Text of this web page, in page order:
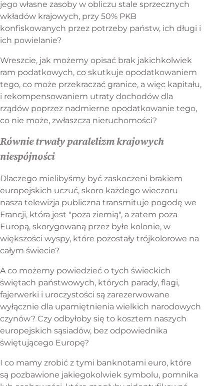
jego własne zasoby w obliczu stale sprzecznych
wkładów krajowych, przy 50% PKB
konfiskowanych przez potrzeby państw, ich długi i
ich powielanie?
Wreszcie, jak możemy opisać brak jakichkolwiek
ram podatkowych, co skutkuje opodatkowaniem
tego, co może przekraczać granice, a więc kapitału,
i rekompensowaniem utraty dochodów dla
rządów poprzez nadmierne opodatkowanie tego,
co nie może, zwłaszcza nieruchomości?
Równie trwały paralelizm krajowych
niespójności
Dlaczego mielibyśmy być zaskoczeni brakiem
europejskich uczuć, skoro każdego wieczoru
nasza telewizja publiczna transmituje pogodę we
Francji, która jest "poza ziemią", a zatem poza
Europą, skorygowaną przez byłe kolonie, w
większości wyspy, które pozostały trójkolorowe na
całym świecie?
A co możemy powiedzieć o tych świeckich
świętach państwowych, których parady, flagi,
fajerwerki i uroczystości są zarezerwowane
wyłącznie dla upamiętnienia wielkich narodowych
czynów? Czy odbyłoby się to kosztem naszych
europejskich sąsiadów, bez odpowiednika
świętującego Europę?
I co mamy zrobić z tymi banknotami euro, które
są pozbawione jakiegokolwiek symbolu, pomnika